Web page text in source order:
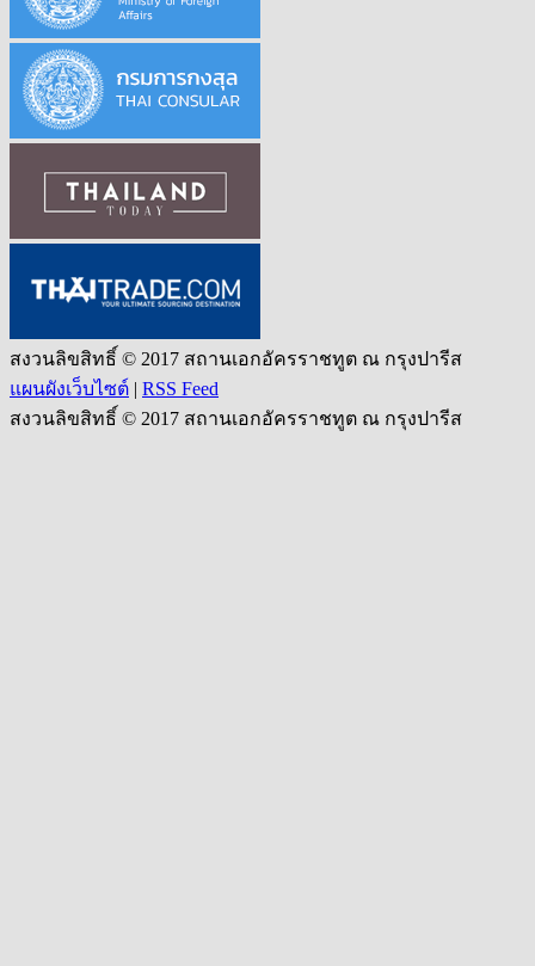
สงวนลิขสิทธิ์ © 2017 สถานเอกอัครราชทูต ณ กรุงปารีส
แผนผังเว็บไซต์ | RSS Feed
สงวนลิขสิทธิ์ © 2017 สถานเอกอัครราชทูต ณ กรุงปารีส